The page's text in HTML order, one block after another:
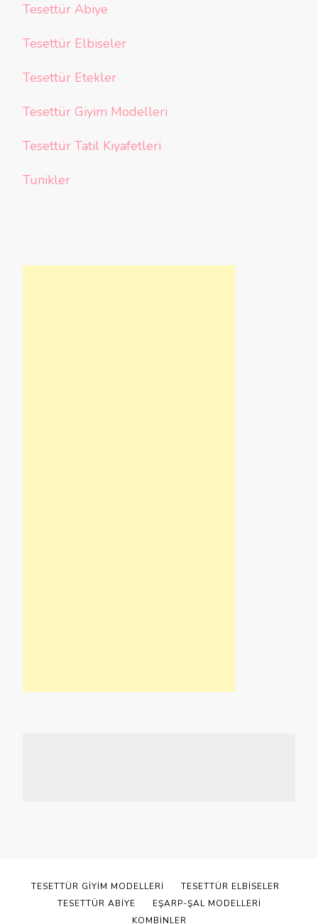
Tesettür Abiye
Tesettür Elbiseler
Tesettür Etekler
Tesettür Giyim Modelleri
Tesettür Tatil Kıyafetleri
Tunikler
TESETTÜR GIYIM MODELLERI
TESETTÜR ELBISELER
TESETTÜR ABIYE
EŞARP-ŞAL MODELLERI
KOMBINLER